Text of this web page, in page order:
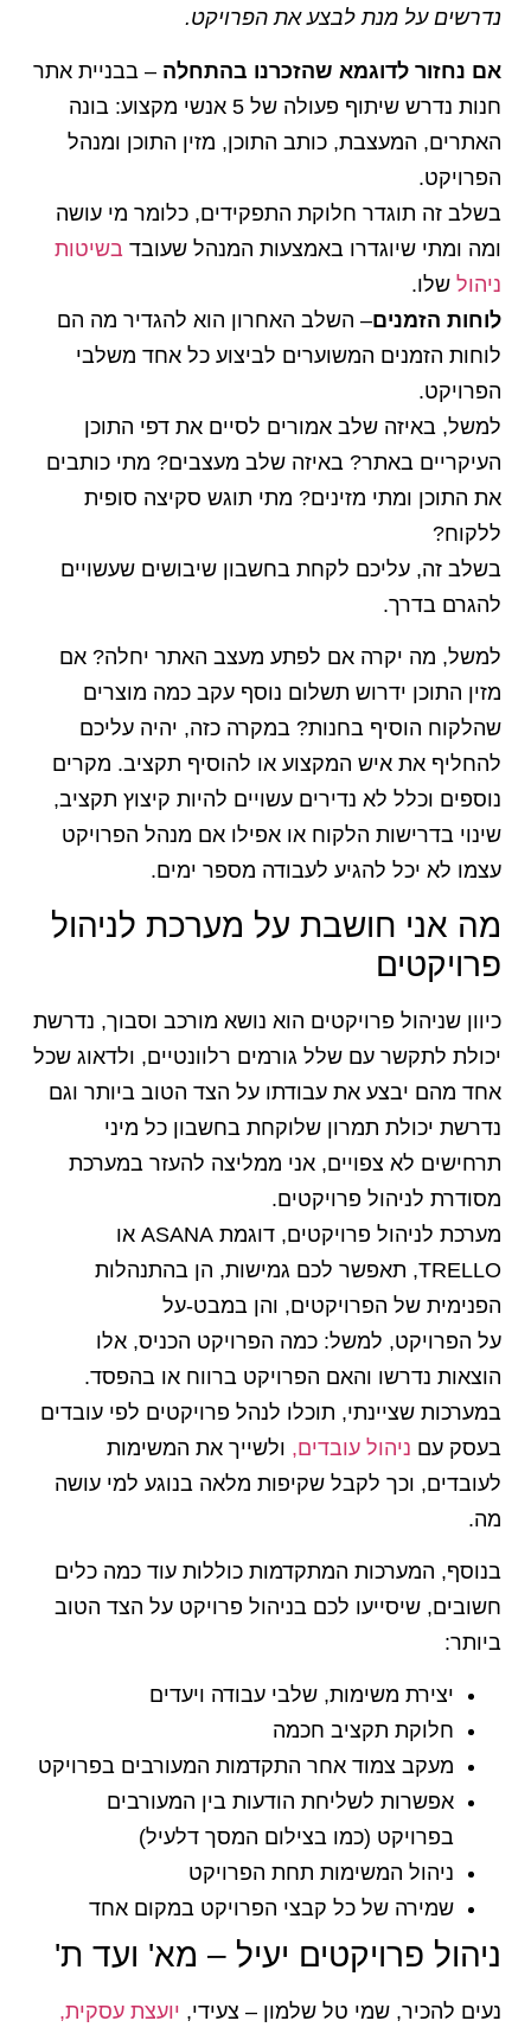
נדרשים על מנת לבצע את הפרויקט.
אם נחזור לדוגמא שהזכרנו בהתחלה – בבניית אתר
חנות נדרש שיתוף פעולה של 5 אנשי מקצוע: בונה
האתרים, המעצבת, כותב התוכן, מזין התוכן ומנהל
הפרויקט.
בשלב זה תוגדר חלוקת התפקידים, כלומר מי עושה
ומה ומתי שיוגדרו באמצעות המנהל שעובד בשיטות
ניהול שלו.
לוחות הזמנים– השלב האחרון הוא להגדיר מה הם
לוחות הזמנים המשוערים לביצוע כל אחד משלבי
הפרויקט.
למשל, באיזה שלב אמורים לסיים את דפי התוכן
העיקריים באתר? באיזה שלב מעצבים? מתי כותבים
את התוכן ומתי מזינים? מתי תוגש סקיצה סופית
ללקוח?
בשלב זה, עליכם לקחת בחשבון שיבושים שעשויים
להגרם בדרך.
למשל, מה יקרה אם לפתע מעצב האתר יחלה? אם
מזין התוכן ידרוש תשלום נוסף עקב כמה מוצרים
שהלקוח הוסיף בחנות? במקרה כזה, יהיה עליכם
להחליף את איש המקצוע או להוסיף תקציב. מקרים
נוספים וכלל לא נדירים עשויים להיות קיצוץ תקציב,
שינוי בדרישות הלקוח או אפילו אם מנהל הפרויקט
עצמו לא יכל להגיע לעבודה מספר ימים.
מה אני חושבת על מערכת לניהול
פרויקטים
כיוון שניהול פרויקטים הוא נושא מורכב וסבוך, נדרשת
יכולת לתקשר עם שלל גורמים רלוונטיים, ולדאוג שכל
אחד מהם יבצע את עבודתו על הצד הטוב ביותר וגם
נדרשת יכולת תמרון שלוקחת בחשבון כל מיני
תרחישים לא צפויים, אני ממליצה להעזר במערכת
מסודרת לניהול פרויקטים.
מערכת לניהול פרויקטים, דוגמת ASANA או
TRELLO, תאפשר לכם גמישות, הן בהתנהלות
הפנימית של הפרויקטים, והן במבט-על
על הפרויקט, למשל: כמה הפרויקט הכניס, אלו
הוצאות נדרשו והאם הפרויקט ברווח או בהפסד.
במערכות שציינתי, תוכלו לנהל פרויקטים לפי עובדים
בעסק עם ניהול עובדים, ולשייך את המשימות
לעובדים, וכך לקבל שקיפות מלאה בנוגע למי עושה
מה.
בנוסף, המערכות המתקדמות כוללות עוד כמה כלים
חשובים, שיסייעו לכם בניהול פרויקט על הצד הטוב
ביותר:
יצירת משימות, שלבי עבודה ויעדים
חלוקת תקציב חכמה
מעקב צמוד אחר התקדמות המעורבים בפרויקט
אפשרות לשליחת הודעות בין המעורבים
בפרויקט (כמו בצילום המסך דלעיל)
ניהול המשימות תחת הפרויקט
שמירה של כל קבצי הפרויקט במקום אחד
ניהול פרויקטים יעיל – מא' ועד ת'
נעים להכיר, שמי טל שלמון – צעידי, יועצת עסקית,